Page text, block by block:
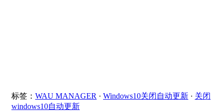
标签： WAU MANAGER · Windows10关闭自动更新 · 关闭
windows10自动更新